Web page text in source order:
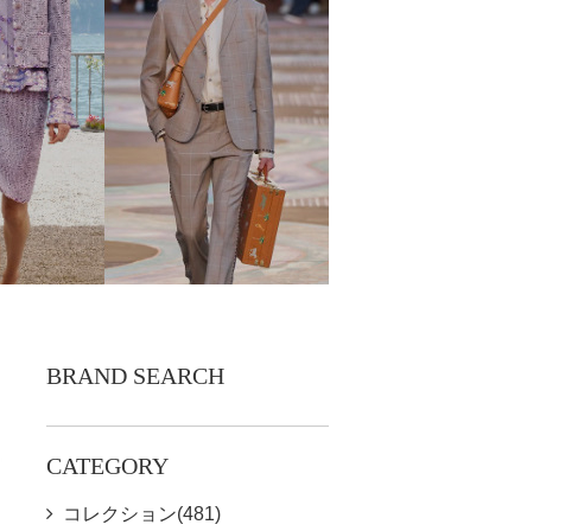
BRAND SEARCH
CATEGORY
コレクション(481)